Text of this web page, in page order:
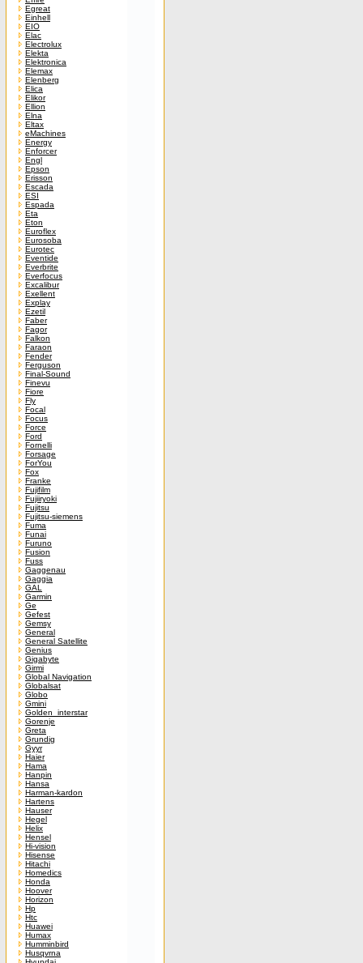
Egreat
Einhell
EIO
Elac
Electrolux
Elekta
Elektronica
Elemax
Elenberg
Elica
Elikor
Ellion
Elna
Eltax
eMachines
Energy
Enforcer
Engl
Epson
Erisson
Escada
ESI
Espada
Eta
Eton
Euroflex
Eurosoba
Eurotec
Eventide
Everbrite
Everfocus
Excalibur
Exellent
Explay
Ezetil
Faber
Fagor
Falkon
Faraon
Fender
Ferguson
Final-Sound
Finevu
Fiore
Fly
Focal
Focus
Force
Ford
Fornelli
Forsage
ForYou
Fox
Franke
Fujifilm
Fujiiryoki
Fujitsu
Fujitsu-siemens
Fuma
Funai
Furuno
Fusion
Fuss
Gaggenau
Gaggia
GAL
Garmin
Ge
Gefest
Gemsy
General
General Satellite
Genius
Gigabyte
Girmi
Global Navigation
Globalsat
Globo
Gmini
Golden_interstar
Gorenje
Greta
Grundig
Gyyr
Haier
Hama
Hanpin
Hansa
Harman-kardon
Hartens
Hauser
Hegel
Helix
Hensel
Hi-vision
Hisense
Hitachi
Homedics
Honda
Hoover
Horizon
Hp
Htc
Huawei
Humax
Humminbird
Husqvrna